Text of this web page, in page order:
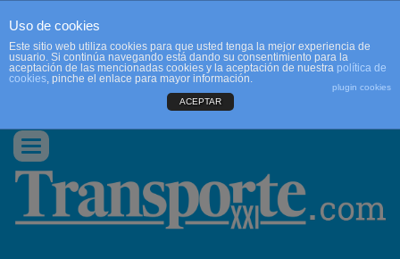
CONTACTO
Conmutar
navegación
Uso de cookies
Este sitio web utiliza cookies para que usted tenga la mejor experiencia de
usuario. Si continúa navegando está dando su consentimiento para la
aceptación de las mencionadas cookies y la aceptación de nuestra política de
cookies, pinche el enlace para mayor información.
plugin cookies
ACEPTAR